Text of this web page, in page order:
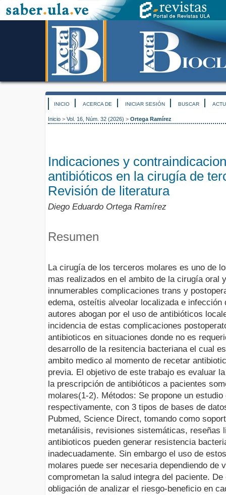
INICIO ACERCA DE INICIAR SESIÓN BUSCAR
Inicio > Vol. 16, Núm. 32 (2026) > Ortega Ramírez
Indicaciones y
antibióticos en la cirugía de
Revisión de literatura
Diego Eduardo Ortega Ramírez
Resumen
La cirugía de los terceros molares es uno de
mas realizados en el ambito de la cirugía oral
innumerables complicaciones trans y
edema, osteítis alveolar localizada e infección
autores abogan por el uso de antibióticos
incidencia de estas complicaciones
antibioticos en situaciones donde no es
desarrollo de la resitencia bacteriana el cual
ambito medico al momento de recetar
previa. El objetivo de este trabajo es evaluar
la prescripción de antibióticos a pacientes
molares(1-2). Métodos: Se propone un
respectivamente, con 3 tipos de bases de
Pubmed, Science Direct, tomando como
metanálisis, revisiones sistemáticas, reseñas
antibioticos pueden generar resistencia
inadecuadamente. Sin embargo el uso de
molares puede ser necesaria dependiendo de
comprometan la salud integra del paciente.
obligación de analizar el riesgo-beneficio en